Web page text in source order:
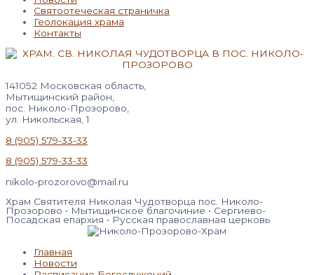
Святоотеческая страничка
Геолокация храма
Контакты
141052 Московская область,
Мытищинский район,
пос. Николо-Прозорово,
ул. Никольская, 1
8 (905) 579-33-33
8 (905) 579-33-33
nikolo-prozorovo@mail.ru
Храм Святителя Николая Чудотворца пос. Николо-
Прозорово • Мытищинское благочиние • Сергиево-
Посадская епархия • Русская православная церковь
Главная
Новости